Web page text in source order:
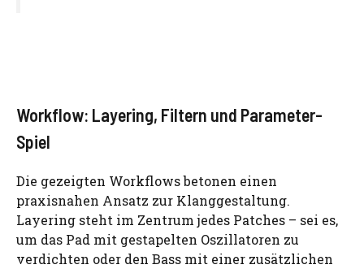
Workflow: Layering, Filtern und Parameter-
Spiel
Die gezeigten Workflows betonen einen
praxisnahen Ansatz zur Klanggestaltung.
Layering steht im Zentrum jedes Patches – sei es,
um das Pad mit gestapelten Oszillatoren zu
verdichten oder den Bass mit einer zusätzlichen